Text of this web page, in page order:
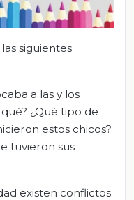
siguientes
a las y los
¿Qué tipo de
estos chicos?
tuvieron sus
existen conflictos